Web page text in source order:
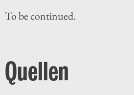
To be continued.
Quellen